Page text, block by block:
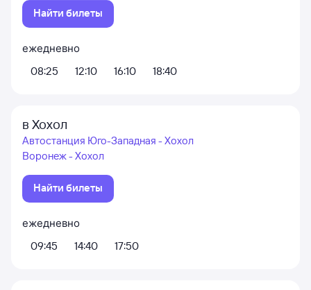
Найти билеты
ежедневно
08:25
12:10 16:10 18:40
в Хохол
Автостанция Юго-Западная - Хохол
Воронеж - Хохол
Найти билеты
ежедневно
09:45
14:40 17:50